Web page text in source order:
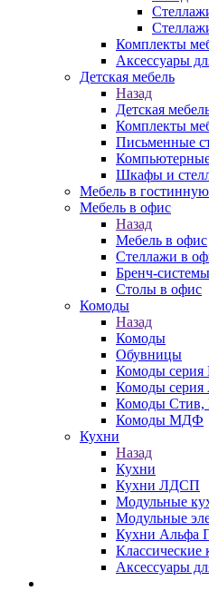
Комплекты
Аксессуары
Детская мебель
Назад
Детская
Комплекты
Письменные
Шкафы и
Мебель в гостинную
Мебель в офис
Назад
Мебель в офис
Стеллажи в
Бренч-системы
Столы в офис
Комоды
Назад
Комоды
Обувницы
Комоды серия
Комоды
Комоды Стив,
Комоды МДФ
Кухни
Назад
Кухни
Кухни ЛДСП
Модульные
Модульные
Кухни Альфа
Классические
Аксессуары